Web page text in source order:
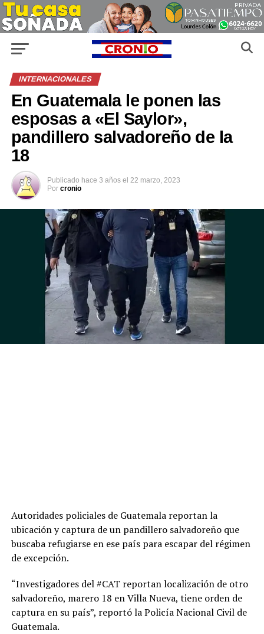
INTERNACIONALES
En Guatemala le ponen las
esposas a «El Saylor»,
pandillero salvadoreño de la
18
Publicado hace 3 años el 22 marzo, 2023
Por cronio
Autoridades policiales de Guatemala reportan la
ubicación y captura de un pandillero salvadoreño que
buscaba refugiarse en ese país para escapar del régimen
de excepción.
“Investigadores del #CAT reportan localización de otro
salvadoreño, marero 18 en Villa Nueva, tiene orden de
captura en su país”, reportó la Policía Nacional Civil de
Guatemala.